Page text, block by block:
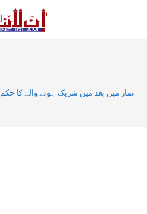
نماز میں بعد میں شریک ہونے والے کا حکم